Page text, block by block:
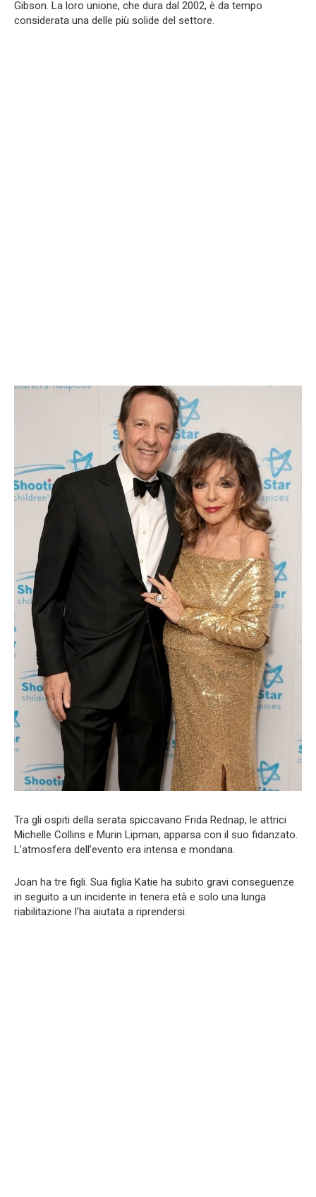
Gibson. La loro unione, che dura dal 2002, è da tempo
considerata una delle più solide del settore.
Tra gli ospiti della serata spiccavano Frida Rednap, le attrici
Michelle Collins e Murin Lipman, apparsa con il suo fidanzato.
L’atmosfera dell’evento era intensa e mondana.
Joan ha tre figli. Sua figlia Katie ha subito gravi conseguenze
in seguito a un incidente in tenera età e solo una lunga
riabilitazione l’ha aiutata a riprendersi.